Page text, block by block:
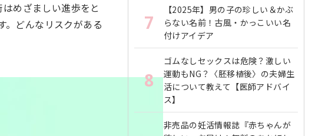
めざましい進歩をと
。どんなリスクがある
7
【2025年】男の子の珍しい＆かぶ
らない名前！古風・かっこいい名
付けアイデア
8
ゴムなしセックスは危険？激しい
運動もNG？〈胚移植後〉の夫婦生
活について教えて【医師アドバイ
ス】
非売品の妊活情報誌『赤ちゃんが